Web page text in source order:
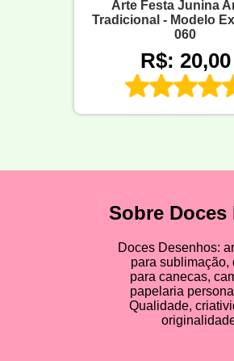
Arte Festa Junina
Tradicional - Modelo
060
R$: 20,00
Sobre Doces
Doces Desenhos:
para sublimação,
para canecas,
papelaria
Qualidade,